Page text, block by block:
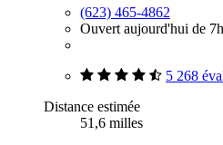
(623) 465-4862
Ouvert aujourd'hui de
5 268
Distance estimée
51,6 milles